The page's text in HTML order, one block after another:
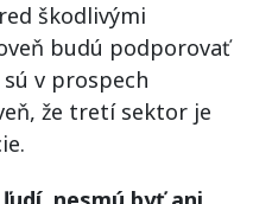
škodlivými
budú podporovať
v prospech
že tretí sektor je